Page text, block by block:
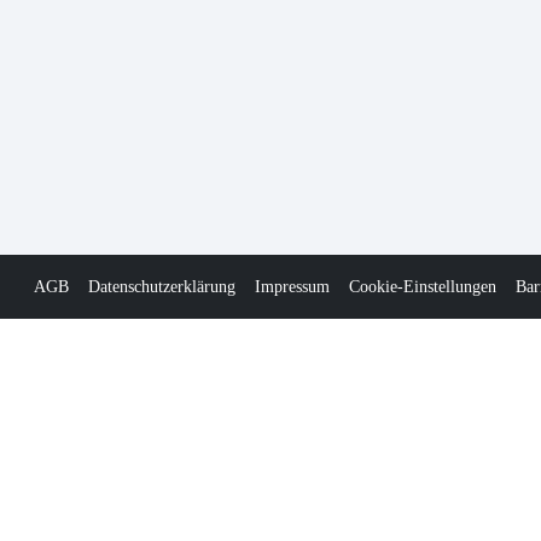
AGB Datenschutzerklärung Impressum Cookie-Einstellungen